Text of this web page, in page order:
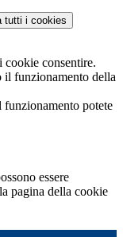
tutti i cookies
cookie consentire.
il funzionamento della
funzionamento potete
essere
pagina della cookie